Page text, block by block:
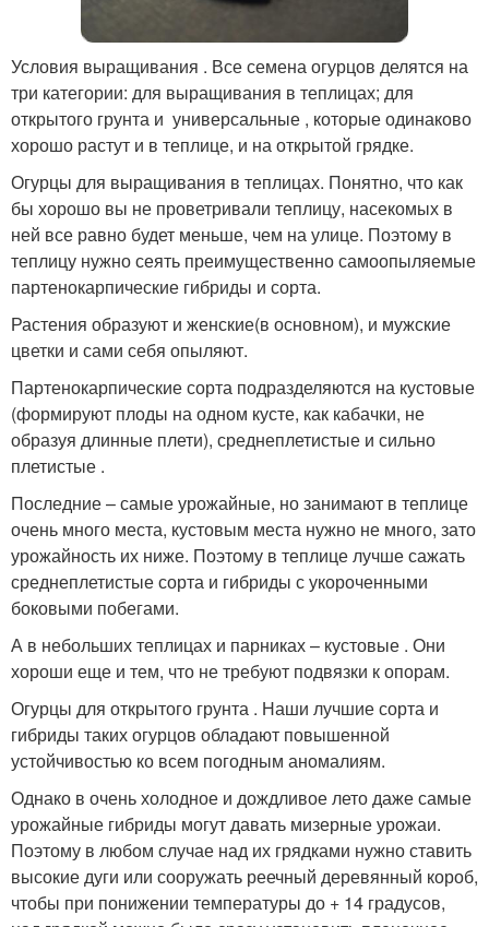
Условия выращивания . Все семена огурцов делятся на
три категории: для выращивания в теплицах; для
открытого грунта и универсальные , которые одинаково
хорошо растут и в теплице, и на открытой грядке.
Огурцы для выращивания в теплицах. Понятно, что как
бы хорошо вы не проветривали теплицу, насекомых в
ней все равно будет меньше, чем на улице. Поэтому в
теплицу нужно сеять преимущественно самоопыляемые
партенокарпические гибриды и сорта.
Растения образуют и женские(в основном), и мужские
цветки и сами себя опыляют.
Партенокарпические сорта подразделяются на кустовые
(формируют плоды на одном кусте, как кабачки, не
образуя длинные плети), среднеплетистые и сильно
плетистые .
Последние – самые урожайные, но занимают в теплице
очень много места, кустовым места нужно не много, зато
урожайность их ниже. Поэтому в теплице лучше сажать
среднеплетистые сорта и гибриды с укороченными
боковыми побегами.
А в небольших теплицах и парниках – кустовые . Они
хороши еще и тем, что не требуют подвязки к опорам.
Огурцы для открытого грунта . Наши лучшие сорта и
гибриды таких огурцов обладают повышенной
устойчивостью ко всем погодным аномалиям.
Однако в очень холодное и дождливое лето даже самые
урожайные гибриды могут давать мизерные урожаи.
Поэтому в любом случае над их грядками нужно ставить
высокие дуги или сооружать реечный деревянный короб,
чтобы при понижении температуры до + 14 градусов,